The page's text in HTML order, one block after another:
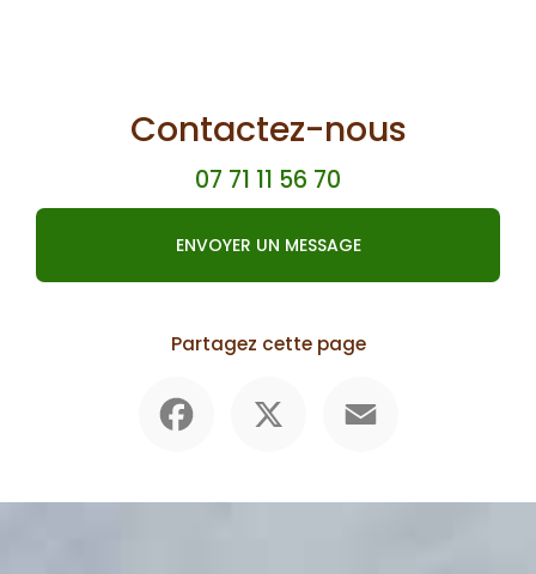
Contactez-nous
07 71 11 56 70
ENVOYER UN MESSAGE
Partagez cette page